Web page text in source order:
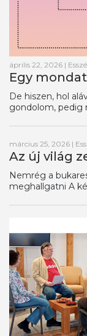
április 22, 2026 | Esszé
Egy
De hiszen, hol
gondolom, pedig
március 25, 2026 |
Az új világ
Nemrég a
meghallgatni A